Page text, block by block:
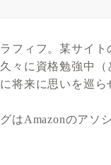
フィフ。某サイ
々に資格勉強中
将来に思いを巡
はAmazonのアソ